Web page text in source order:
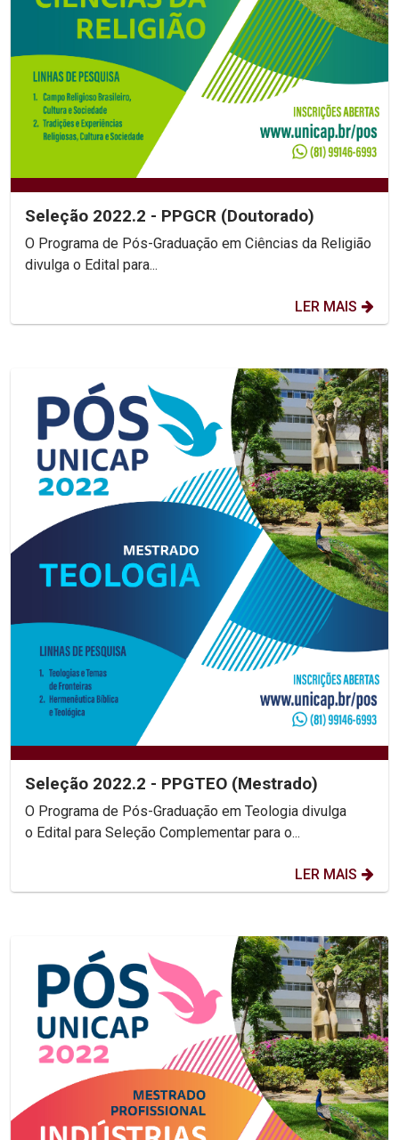
Seleção 2022.2 - PPGCR (Doutorado)
O Programa de Pós-Graduação em Ciências da Religião
divulga o Edital para...
LER MAIS
Seleção 2022.2 - PPGTEO (Mestrado)
O Programa de Pós-Graduação em Teologia divulga
o Edital para Seleção Complementar para o...
LER MAIS